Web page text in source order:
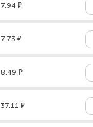
7.94 ₽
7.73 ₽
8.49 ₽
37.11 ₽